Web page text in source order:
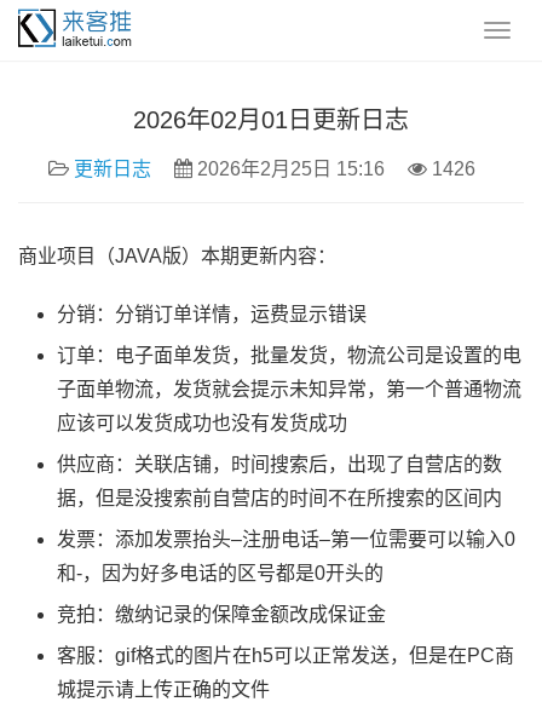
2026年02月01日更新日志
更新日志 2026年2月25日 15:16 1426
商业项目（JAVA版）本期更新内容：
分销：分销订单详情，运费显示错误
订单：电子面单发货，批量发货，物流公司是设置的电
子面单物流，发货就会提示未知异常，第一个普通物流
应该可以发货成功也没有发货成功
供应商：关联店铺，时间搜索后，出现了自营店的数
据，但是没搜索前自营店的时间不在所搜索的区间内
发票：添加发票抬头–注册电话–第一位需要可以输入0
和-，因为好多电话的区号都是0开头的
竞拍：缴纳记录的保障金额改成保证金
客服：gif格式的图片在h5可以正常发送，但是在PC商
城提示请上传正确的文件